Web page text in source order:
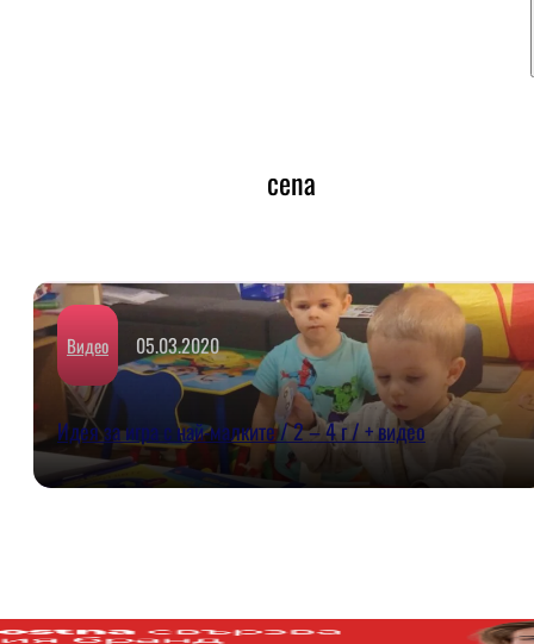
cena
Видео 05.03.2020
Идея за игра с най-малките / 2 – 4 г / + видео